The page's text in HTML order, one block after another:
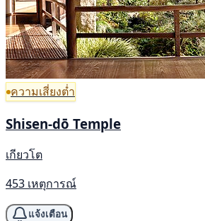
ความเสี่ยงต่ำ
Shisen-dō Temple
เกียวโต
453 เหตุการณ์
แจ้งเตือน